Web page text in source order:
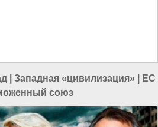
Западная «цивилизация»
ЕС
союз